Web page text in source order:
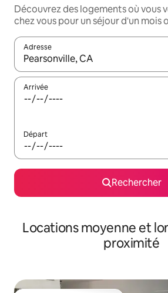
Découvrez des logements où vous
chez vous pour un séjour d'un mois
Adresse
Lorsque les résultats s'affichent,
Arrivée
Départ
Rechercher
Locations moyenne et
proximité